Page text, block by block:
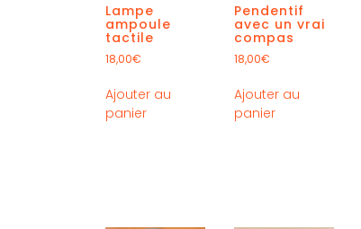
Lampe
ampoule
tactile
18,00€
Ajouter au
panier
Pendentif
avec un vrai
compas
18,00€
Ajouter au
panier